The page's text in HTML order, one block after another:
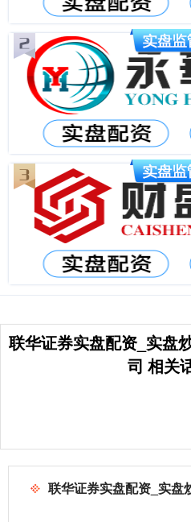
联华证券实盘配资_实盘
司 相关
联华证券实盘配资_实盘